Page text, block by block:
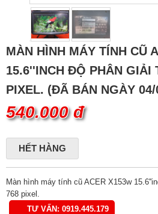
MÀN HÌNH MÁY TÍNH CŨ
15.6''INCH ĐỘ PHÂN GIẢI
PIXEL. (ĐÃ BÁN NGÀY 04/
540.000 đ
HẾT HÀNG
Màn hình máy tính cũ ACER X153w
768 pixel.
TƯ VẤN: 0919.445.179